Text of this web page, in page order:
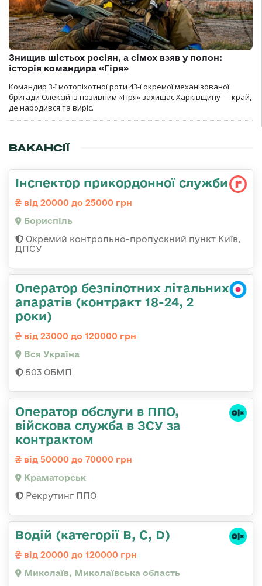
Знищив шістьох росіян, а сімох взяв у полон:
історія командира «Гіря»
Командир 3-ї мотопіхотної роти 43-ї окремої механізованої
бригади Олексій із позивним «Гіря» захищає Харківщину — край,
де народився та виріс.
ВАКАНСІЇ
Інспектор прикордонної служби
від 20000 до 25000 грн
Бориспіль
Окремий контрольно-пропускний пункт Київ,
ДПСУ
Оператор безпілотних літальних
апаратів (контракт 18-24, 2
роки)
від 23000 до 120000 грн
Вся Україна
503 ОБМП
Оператор обслуги в ППО,
війскова служба в ЗСУ за
контрактом
від 50000 до 70000 грн
Краматорськ
Рекрутинг ППО
Водій (категорії B, C, D)
від 20000 до 120000 грн
Миколаїв, Миколаївська область